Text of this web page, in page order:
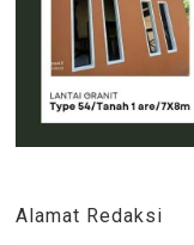
Alamat Redaksi